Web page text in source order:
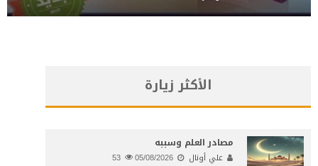
الأكثر زيارة
مصادر العلم وسببه
علي أونال 05/08/2026